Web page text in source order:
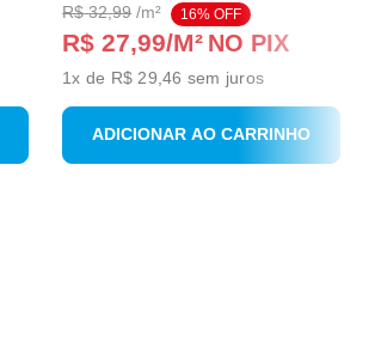
R$ 32,99 /m² 16% OFF
R$ 27,99/M² NO PIX
1x de R$ 29,46 sem juros
ADICIONAR AO CARRINHO